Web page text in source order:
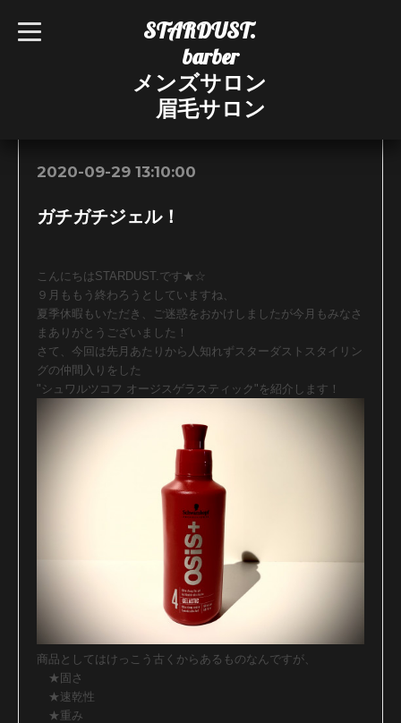
STARDUST.
barber
メンズサロン
眉毛サロン
t
o
お知らせ
2020-09-29 13:10:00
ガチガチジェル！
こんにちはSTARDUST.です★☆
９月ももう終わろうとしていますね、
夏季休暇もいただき、ご迷惑をおかけしましたが今月もみなさ
まありがとうございました！
さて、今回は先月あたりから人知れずスターダストスタイリン
グの仲間入りをした
"シュワルツコフ オージスゲラスティック"を紹介します！
商品としてはけっこう古くからあるものなんですが、
★固さ
★速乾性
★重み